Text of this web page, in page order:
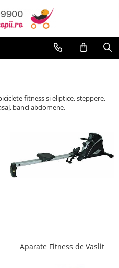
fitness si eliptice, steppere,
banci abdomene.
Aparate Fitness de Vaslit